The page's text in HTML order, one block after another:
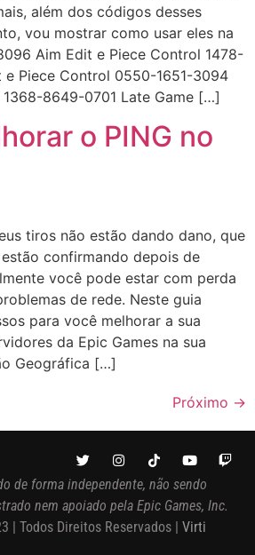
além dos códigos desses
vou mostrar como usar eles na
Aim Edit e Piece Control 1478-
Piece Control 0550-1651-3094
1368-8649-0701 Late Game […]
o PING no
tiros não estão dando dano, que
confirmando depois de
você pode estar com perda
de rede. Neste guia
para você melhorar a sua
da Epic Games na sua
Geográfica […]
Próximo →
de forma independente, não sendo
nem apoiado pela Epic Games, Inc.
| Todos Direitos Reservados | Virti